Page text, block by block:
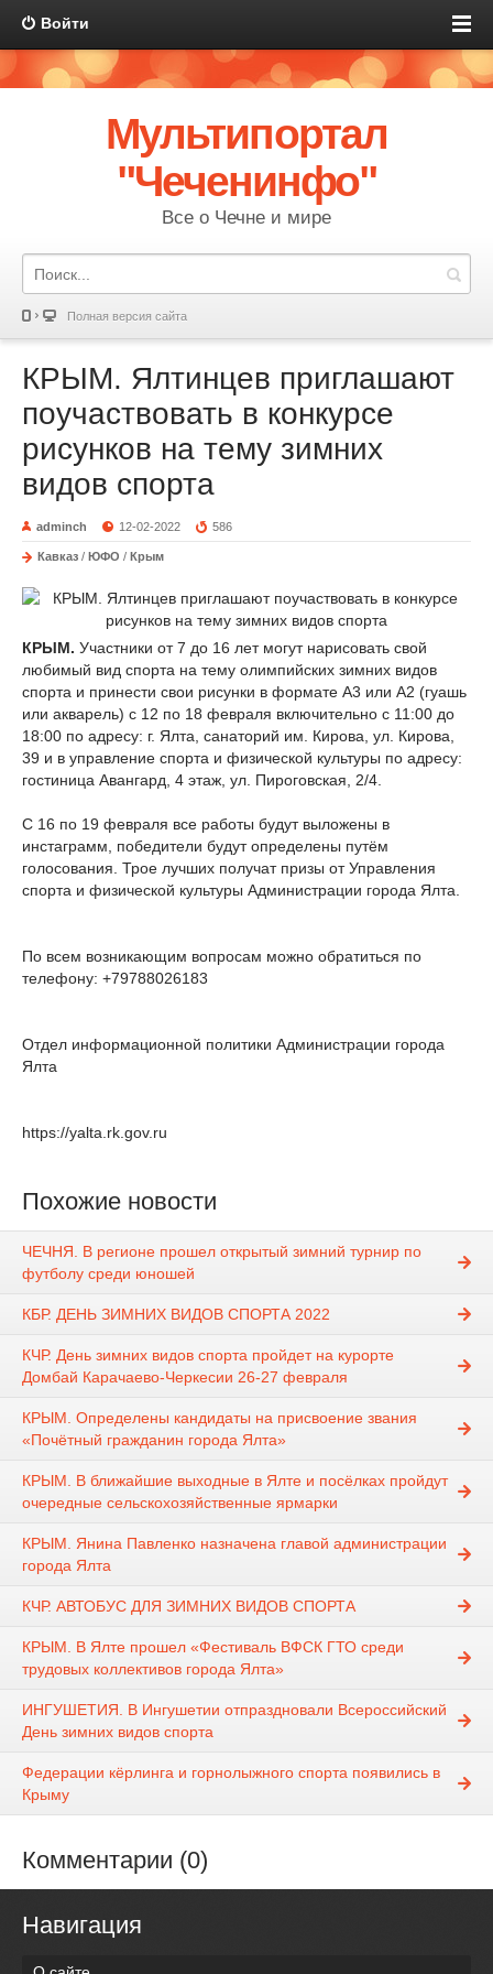
Войти
Мультипортал
"Чеченинфо"
Все о Чечне и мире
Полная версия сайта
КРЫМ. Ялтинцев приглашают
поучаствовать в конкурсе
рисунков на тему зимних
видов спорта
adminch 12-02-2022 586
Кавказ / ЮФО / Крым
КРЫМ. Участники от 7 до 16 лет могут нарисовать свой
любимый вид спорта на тему олимпийских зимних видов
спорта и принести свои рисунки в формате А3 или А2 (гуашь
или акварель) с 12 по 18 февраля включительно с 11:00 до
18:00 по адресу: г. Ялта, санаторий им. Кирова, ул. Кирова,
39 и в управление спорта и физической культуры по адресу:
гостиница Авангард, 4 этаж, ул. Пироговская, 2/4.
С 16 по 19 февраля все работы будут выложены в
инстаграмм, победители будут определены путём
голосования. Трое лучших получат призы от Управления
спорта и физической культуры Администрации города Ялта.
По всем возникающим вопросам можно обратиться по
телефону: +79788026183
Отдел информационной политики Администрации города
Ялта
https://yalta.rk.gov.ru
Похожие новости
ЧЕЧНЯ. В регионе прошел открытый зимний турнир по
футболу среди юношей
КБР. ДЕНЬ ЗИМНИХ ВИДОВ СПОРТА 2022
КЧР. День зимних видов спорта пройдет на курорте
Домбай Карачаево-Черкесии 26-27 февраля
КРЫМ. Определены кандидаты на присвоение звания
«Почётный гражданин города Ялта»
КРЫМ. В ближайшие выходные в Ялте и посёлках пройдут
очередные сельскохозяйственные ярмарки
КРЫМ. Янина Павленко назначена главой администрации
города Ялта
КЧР. АВТОБУС ДЛЯ ЗИМНИХ ВИДОВ СПОРТА
КРЫМ. В Ялте прошел «Фестиваль ВФСК ГТО среди
трудовых коллективов города Ялта»
ИНГУШЕТИЯ. В Ингушетии отпраздновали Всероссийский
День зимних видов спорта
Федерации кёрлинга и горнолыжного спорта появились в
Крыму
Комментарии (0)
Навигация